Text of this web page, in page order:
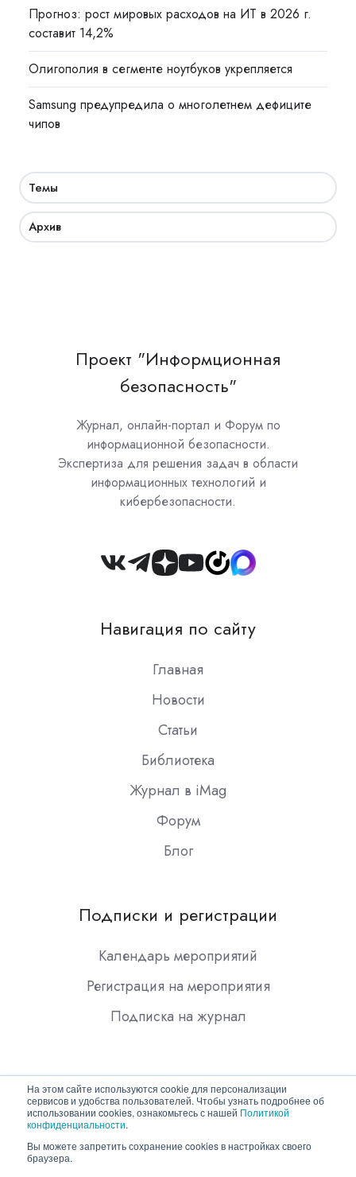
На этом сайте используются cookie для персонализации
сервисов и удобства пользователей. Чтобы узнать подробнее об
использовании cookies, ознакомьтесь с нашей Политикой
конфиденциальности.
Вы можете запретить сохранение cookies в настройках своего
браузера.
Прогноз: рост мировых расходов на ИТ в 2026 г.
составит 14,2%
Олигополия в сегменте ноутбуков укрепляется
Samsung предупредила о многолетнем дефиците
чипов
Темы
Архив
Проект "Информционная
безопасность"
Журнал, онлайн-портал и Форум по
информационной безопасности.
Экспертиза для решения задач в области
информационных технологий и
кибербезопасности.
Join
Slack
Навигация по сайту
Главная
Новости
Статьи
Библиотека
Журнал в iMag
Форум
Блог
Подписки и регистрации
Календарь мероприятий
Регистрация на мероприятия
Подписка на журнал
Copyright © 2026 ООО "Гротек"